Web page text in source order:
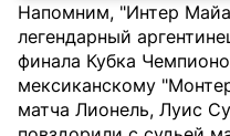
Напомним, "Интер
легендарный
финала Кубка
мексиканскому
матча Лионель, Луис